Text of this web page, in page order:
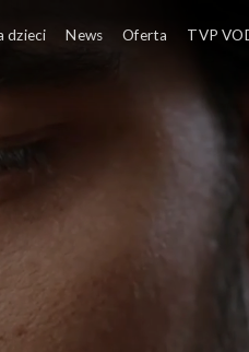
dzieci News Oferta TVP